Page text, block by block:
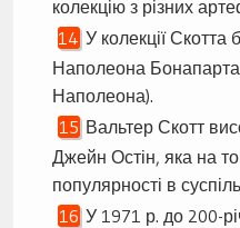
колекцію з різних
У колекції
Наполеона Бонапарта
Наполеона).
Вальтер Скотт
Джейн Остін, яка на
популярності в
У 1971 р. до 200-